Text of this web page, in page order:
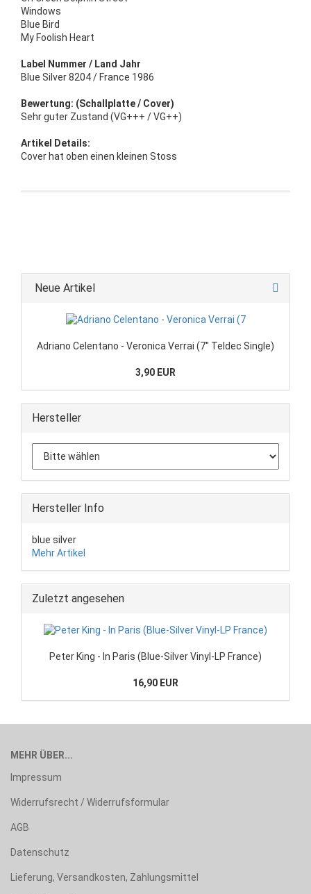
Windows
Blue Bird
My Foolish Heart
Label Nummer / Land Jahr
Blue Silver 8204 / France 1986
Bewertung: (Schallplatte / Cover)
Sehr guter Zustand (VG+++ / VG++)
Artikel Details:
Cover hat oben einen kleinen Stoss
Neue Artikel
Adriano Celentano - Veronica Verrai (7" Teldec Single)
3,90 EUR
Hersteller
Hersteller Info
blue silver
Mehr Artikel
Zuletzt angesehen
Peter King - In Paris (Blue-Silver Vinyl-LP France)
16,90 EUR
MEHR ÜBER...
Impressum
Widerrufsrecht / Widerrufsformular
AGB
Datenschutz
Lieferung, Versandkosten, Zahlungsmittel